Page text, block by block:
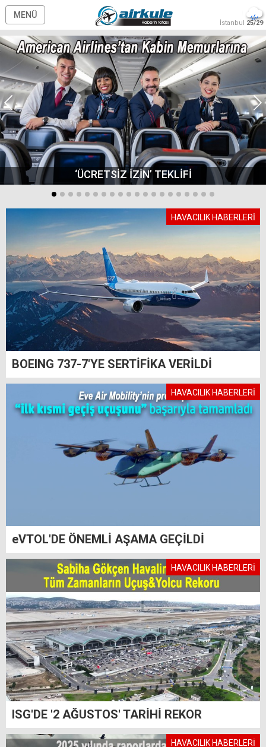
MENÜ
İstanbul 25/29
‘ÜCRETSİZ İZİN’ TEKLİFİ
HAVACILIK HABERLERİ
BOEING 737-7'YE SERTİFİKA VERİLDİ
HAVACILIK HABERLERİ
eVTOL'DE ÖNEMLİ AŞAMA GEÇİLDİ
HAVACILIK HABERLERİ
ISG'DE '2 AĞUSTOS' TARİHİ REKOR
HAVACILIK HABERLERİ